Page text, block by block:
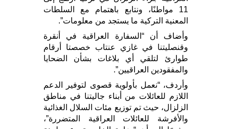
11 مواطنًا، ونتابع باهتمام مع السلطات
المعنية التركية ما يستجد من معلومات”.
وأضاف أن “السفارة العراقية في أنقرة
وقنصليتنا في غازي عنتاب خصصتا أرقام
طوارئ لتلقي أي بلاغات بشأن الضحايا
والمفقودين العراقيين”.
وأردف، “نعمل بأولوية قصوى لتوفير الدعم
اللازم للعائلات من أبناء جاليتنا في مناطق
الزلزال، حيث تم توزيع مئات السلال الغذائية
والأفرشة للعائلات العراقية المتضررة”،